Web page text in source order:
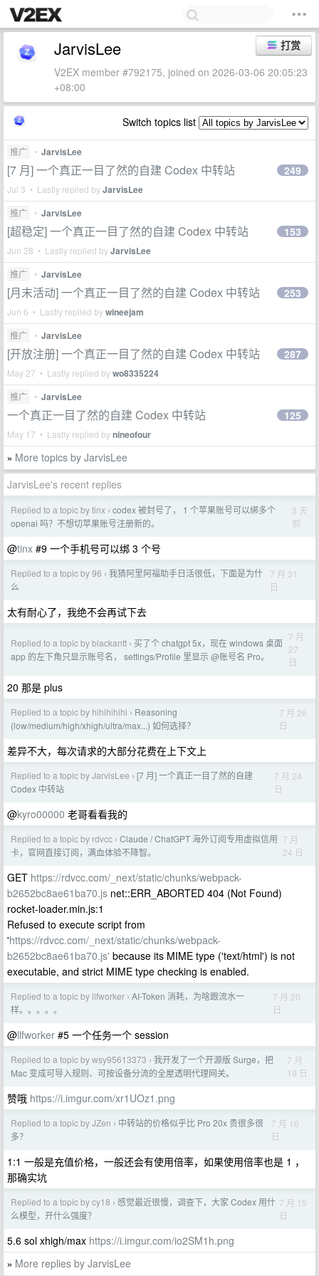
打赏
JarvisLee
V2EX member #792175, joined on 2026-03-06 20:05:23
+08:00
Switch topics list
推广 • JarvisLee
[7 月] 一个真正一目了然的自建 Codex 中转站
Jul 3 • Lastly replied byJarvisLee
249
推广 • JarvisLee
[超稳定] 一个真正一目了然的自建 Codex 中转站
Jun 28 • Lastly replied byJarvisLee
153
推广 • JarvisLee
[月末活动] 一个真正一目了然的自建 Codex 中转站
Jun 6 • Lastly replied bywineejam
253
推广 • JarvisLee
[开放注册] 一个真正一目了然的自建 Codex 中转站
May 27 • Lastly replied bywo8335224
287
推广 • JarvisLee
一个真正一目了然的自建 Codex 中转站
May 17 • Lastly replied bynineofour
125
» More topics by JarvisLee
JarvisLee's recent replies
Replied to a topic by tinx › codex 被封号了， 1 个苹果账号可以绑多个
openai 吗？不想切苹果账号注册新的。
3 天
前
@tinx #9 一个手机号可以绑 3 个号
Replied to a topic by 96 › 我猜阿里阿福助手日活很低，下面是为什
么
7 月 31
日
太有耐心了，我绝不会再试下去
Replied to a topic by blackantt › 买了个 chatgpt 5x，现在 windows 桌面
app 的左下角只显示账号名， settings/Profile 里显示 @账号名 Pro。
7 月
27
日
20 那是 plus
Replied to a topic by hihihihihi › Reasoning
(low/medium/high/xhigh/ultra/max...) 如何选择？
7 月 26
日
差异不大，每次请求的大部分花费在上下文上
Replied to a topic by JarvisLee › [7 月] 一个真正一目了然的自建
Codex 中转站
7 月 24
日
@kyro00000 老哥看看我的
Replied to a topic by rdvcc › Claude / ChatGPT 海外订阅专用虚拟信用
卡，官网直接订阅，满血体验不降智。
7 月
24 日
GET https://rdvcc.com/_next/static/chunks/webpack-
b2652bc8ae61ba70.js net::ERR_ABORTED 404 (Not Found)
rocket-loader.min.js:1
Refused to execute script from
'https://rdvcc.com/_next/static/chunks/webpack-
b2652bc8ae61ba70.js' because its MIME type ('text/html') is not
executable, and strict MIME type checking is enabled.
Replied to a topic by llfworker › AI-Token 消耗，为啥跟流水一
样。。。。。
7 月 20
日
@llfworker #5 一个任务一个 session
Replied to a topic by wsy95613373 › 我开发了一个开源版 Surge，把
Mac 变成可导入规则、可按设备分流的全屋透明代理网关。
7 月
19 日
赞哦 https://i.imgur.com/xr1UOz1.png
Replied to a topic by JZen › 中转站的价格似乎比 Pro 20x 贵很多很
多？
7 月 16
日
1:1 一般是充值价格，一般还会有使用倍率，如果使用倍率也是 1 ，
那确实坑
Replied to a topic by cy18 › 感觉最近很慢，调查下，大家 Codex 用什
么模型，开什么强度？
7 月 15
日
5.6 sol xhigh/max https://i.imgur.com/io2SM1h.png
» More replies by JarvisLee